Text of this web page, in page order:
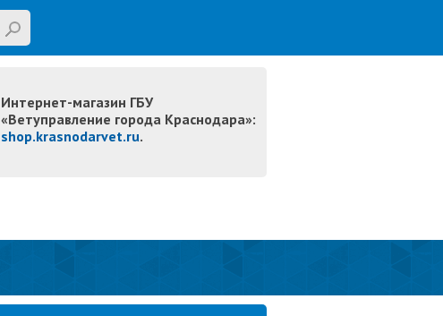
Интернет-магазин ГБУ
«Ветуправление города Краснодара»:
shop.krasnodarvet.ru.